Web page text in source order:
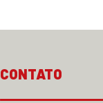
CONTATO